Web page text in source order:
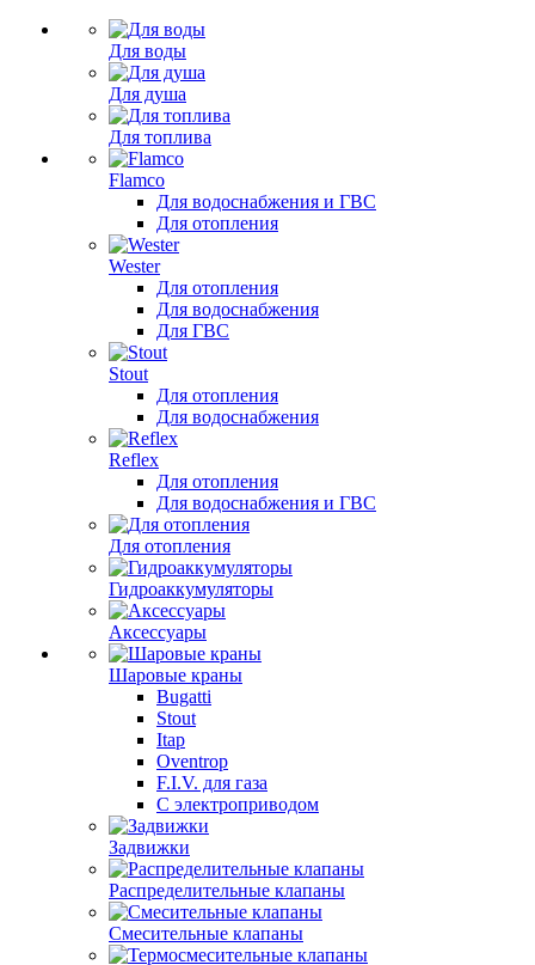
Для воды
Для душа
Для топлива
Flamco
Для водоснабжения и ГВС
Для отопления
Wester
Для отопления
Для водоснабжения
Для ГВС
Stout
Для отопления
Для водоснабжения
Reflex
Для отопления
Для водоснабжения и ГВС
Для отопления
Гидроаккумуляторы
Аксессуары
Шаровые краны
Bugatti
Stout
Itap
Oventrop
F.I.V. для газа
С электроприводом
Задвижки
Распределительные клапаны
Cмесительные клапаны